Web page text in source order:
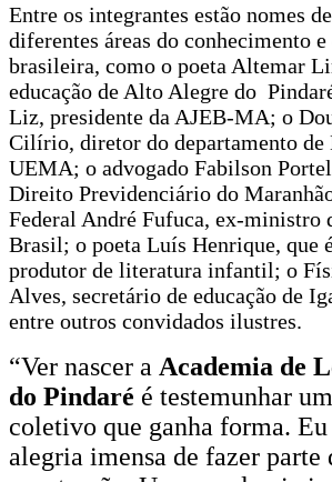
Entre os integrantes estão nomes
diferentes áreas do conhecimento
brasileira, como o poeta Altemar
educação de Alto Alegre do
Liz, presidente da AJEB-MA; o
Cilírio, diretor do departamento de
UEMA; o advogado Fabilson
Direito Previdenciário do
Federal André Fufuca, ex-ministro
Brasil; o poeta Luís Henrique, que
produtor de literatura infantil; o
Alves, secretário de educação de
entre outros convidados ilustres.
“Ver nascer a Academia de
do Pindaré é testemunhar
coletivo que ganha forma. Eu
alegria imensa de fazer parte